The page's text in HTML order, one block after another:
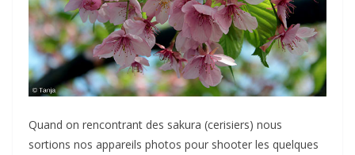
Quand on rencontrant des sakura (cerisiers) nous
sortions nos appareils photos pour shooter les quelques